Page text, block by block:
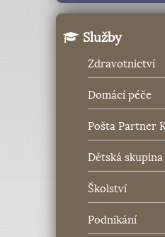
Služby
Zdravotnictví
Domácí péče
Pošta Partner
Dětská
Školství
Podnikání